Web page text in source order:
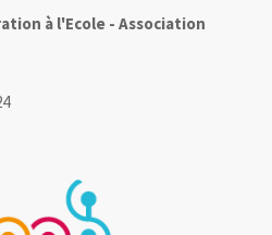
à l'Ecole - Association